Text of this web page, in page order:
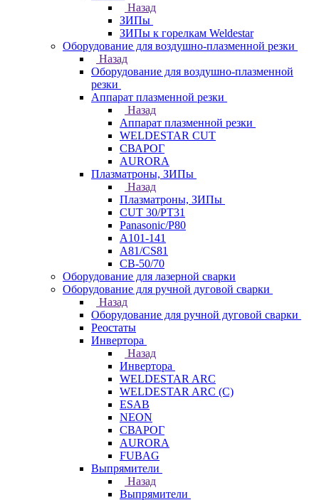
Назад
ЗИПы
ЗИПы к горелкам Weldestar
Оборудование для воздушно-плазменной резки
Назад
Оборудование для воздушно-плазменной
резки
Аппарат плазменной резки
Назад
Аппарат плазменной резки
WELDESTAR CUT
СВАРОГ
AURORA
Плазматроны, ЗИПы
Назад
Плазматроны, ЗИПы
CUT 30/PT31
Panasonic/P80
А101-141
А81/CS81
СВ-50/70
Оборудование для лазерной сварки
Оборудование для ручной дуговой сварки
Назад
Оборудование для ручной дуговой сварки
Реостаты
Инвертора
Назад
Инвертора
WELDESTAR ARC
WELDESTAR ARC (С)
ESAB
NEON
СВАРОГ
AURORA
FUBAG
Выпрямители
Назад
Выпрямители